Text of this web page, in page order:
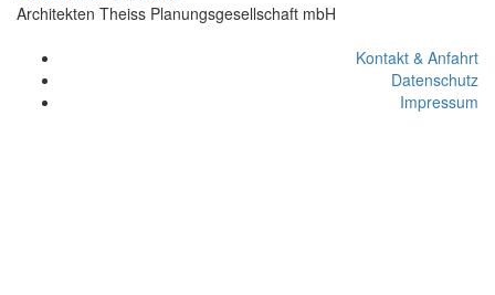
Architekten Theiss Planungsgesellschaft mbH
Kontakt & Anfahrt
Datenschutz
Impressum